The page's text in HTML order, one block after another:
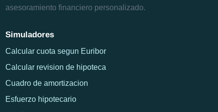
asesoramiento financiero personalizado.
Simuladores
Calcular cuota segun Euribor
Calcular revision de hipoteca
Cuadro de amortizacion
Esfuerzo hipotecario